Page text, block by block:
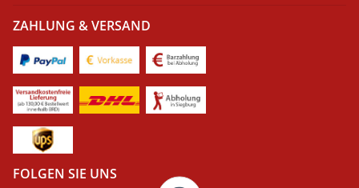
ZAHLUNG & VERSAND
FOLGEN SIE UNS